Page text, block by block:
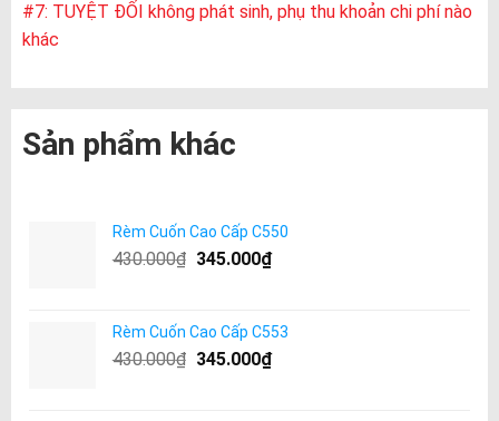
#7: TUYỆT ĐỐI không phát sinh, phụ thu khoản chi phí nào
khác
Sản phẩm khác
Rèm Cuốn Cao Cấp C550
430.000₫ 345.000₫
Rèm Cuốn Cao Cấp C553
430.000₫ 345.000₫